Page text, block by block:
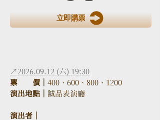
立即購票
↗2026.09.12 (六) 19:30
票　　價｜ 400、600、800、1200
演出地點｜ 誠品表演廳
演出者｜